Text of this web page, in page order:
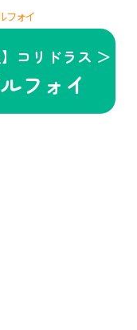
フォイ
コリドラス ＞
フォイ